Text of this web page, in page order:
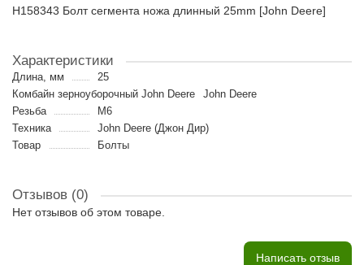
H158343 Болт сегмента ножа длинный 25mm [John Deere]
Характеристики
Длина, мм
25
Комбайн зерноуборочный John Deere
John Deere
Резьба
M6
Техника
John Deere (Джон Дир)
Товар
Болты
Отзывов (0)
Нет отзывов об этом товаре.
Написать отзыв